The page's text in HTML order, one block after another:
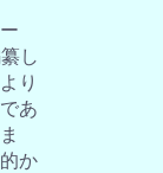
し
り
あ
か